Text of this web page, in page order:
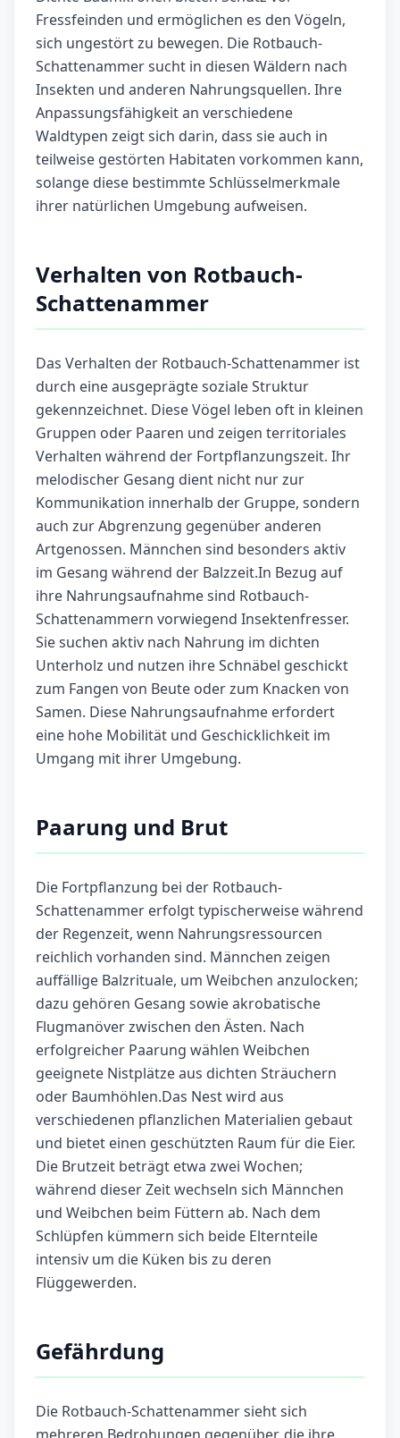
Fressfeinden und ermöglichen es den Vögeln,
sich ungestört zu bewegen. Die Rotbauch-
Schattenammer sucht in diesen Wäldern nach
Insekten und anderen Nahrungsquellen. Ihre
Anpassungsfähigkeit an verschiedene
Waldtypen zeigt sich darin, dass sie auch in
teilweise gestörten Habitaten vorkommen kann,
solange diese bestimmte Schlüsselmerkmale
ihrer natürlichen Umgebung aufweisen.
Verhalten von Rotbauch-
Schattenammer
Das Verhalten der Rotbauch-Schattenammer ist
durch eine ausgeprägte soziale Struktur
gekennzeichnet. Diese Vögel leben oft in kleinen
Gruppen oder Paaren und zeigen territoriales
Verhalten während der Fortpflanzungszeit. Ihr
melodischer Gesang dient nicht nur zur
Kommunikation innerhalb der Gruppe, sondern
auch zur Abgrenzung gegenüber anderen
Artgenossen. Männchen sind besonders aktiv
im Gesang während der Balzzeit.In Bezug auf
ihre Nahrungsaufnahme sind Rotbauch-
Schattenammern vorwiegend Insektenfresser.
Sie suchen aktiv nach Nahrung im dichten
Unterholz und nutzen ihre Schnäbel geschickt
zum Fangen von Beute oder zum Knacken von
Samen. Diese Nahrungsaufnahme erfordert
eine hohe Mobilität und Geschicklichkeit im
Umgang mit ihrer Umgebung.
Paarung und Brut
Die Fortpflanzung bei der Rotbauch-
Schattenammer erfolgt typischerweise während
der Regenzeit, wenn Nahrungsressourcen
reichlich vorhanden sind. Männchen zeigen
auffällige Balzrituale, um Weibchen anzulocken;
dazu gehören Gesang sowie akrobatische
Flugmanöver zwischen den Ästen. Nach
erfolgreicher Paarung wählen Weibchen
geeignete Nistplätze aus dichten Sträuchern
oder Baumhöhlen.Das Nest wird aus
verschiedenen pflanzlichen Materialien gebaut
und bietet einen geschützten Raum für die Eier.
Die Brutzeit beträgt etwa zwei Wochen;
während dieser Zeit wechseln sich Männchen
und Weibchen beim Füttern ab. Nach dem
Schlüpfen kümmern sich beide Elternteile
intensiv um die Küken bis zu deren
Flüggewerden.
Gefährdung
Die Rotbauch-Schattenammer sieht sich